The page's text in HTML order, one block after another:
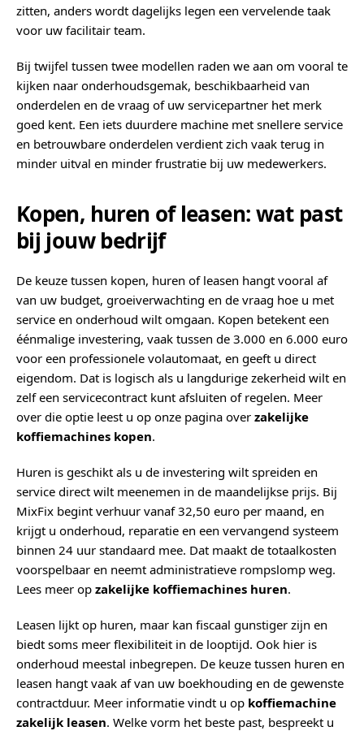
zitten, anders wordt dagelijks legen een vervelende taak
voor uw facilitair team.
Bij twijfel tussen twee modellen raden we aan om vooral te
kijken naar onderhoudsgemak, beschikbaarheid van
onderdelen en de vraag of uw servicepartner het merk
goed kent. Een iets duurdere machine met snellere service
en betrouwbare onderdelen verdient zich vaak terug in
minder uitval en minder frustratie bij uw medewerkers.
Kopen, huren of leasen: wat past
bij jouw bedrijf
De keuze tussen kopen, huren of leasen hangt vooral af
van uw budget, groeiverwachting en de vraag hoe u met
service en onderhoud wilt omgaan. Kopen betekent een
éénmalige investering, vaak tussen de 3.000 en 6.000 euro
voor een professionele volautomaat, en geeft u direct
eigendom. Dat is logisch als u langdurige zekerheid wilt en
zelf een servicecontract kunt afsluiten of regelen. Meer
over die optie leest u op onze pagina over zakelijke
koffiemachines kopen.
Huren is geschikt als u de investering wilt spreiden en
service direct wilt meenemen in de maandelijkse prijs. Bij
MixFix begint verhuur vanaf 32,50 euro per maand, en
krijgt u onderhoud, reparatie en een vervangend systeem
binnen 24 uur standaard mee. Dat maakt de totaalkosten
voorspelbaar en neemt administratieve rompslomp weg.
Lees meer op zakelijke koffiemachines huren.
Leasen lijkt op huren, maar kan fiscaal gunstiger zijn en
biedt soms meer flexibiliteit in de looptijd. Ook hier is
onderhoud meestal inbegrepen. De keuze tussen huren en
leasen hangt vaak af van uw boekhouding en de gewenste
contractduur. Meer informatie vindt u op koffiemachine
zakelijk leasen. Welke vorm het beste past, bespreekt u